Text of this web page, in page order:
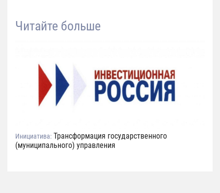
Читайте больше
Инициатива: Трансформация государственного
(муниципального) управления